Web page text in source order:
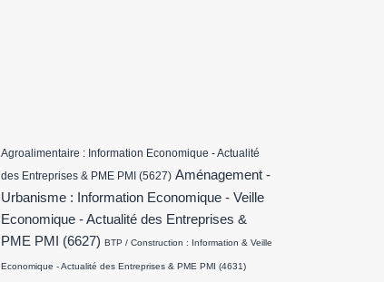
Agroalimentaire : Information Economique - Actualité
des Entreprises & PME PMI (5627) Aménagement -
Urbanisme : Information Economique - Veille
Economique - Actualité des Entreprises &
PME PMI
(6627) BTP / Construction : Information & Veille
Economique - Actualité des Entreprises & PME PMI (4631)